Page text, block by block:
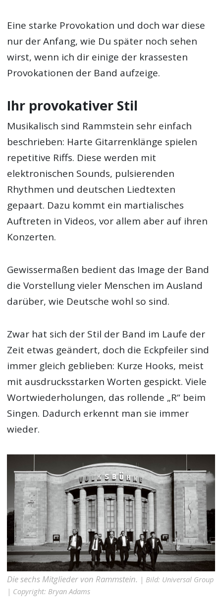
Eine starke Provokation und doch war diese
nur der Anfang, wie Du später noch sehen
wirst, wenn ich dir einige der krassesten
Provokationen der Band aufzeige.
Ihr provokativer Stil
Musikalisch sind Rammstein sehr einfach
beschrieben: Harte Gitarrenklänge spielen
repetitive Riffs. Diese werden mit
elektronischen Sounds, pulsierenden
Rhythmen und deutschen Liedtexten
gepaart. Dazu kommt ein martialisches
Auftreten in Videos, vor allem aber auf ihren
Konzerten.
Gewissermaßen bedient das Image der Band
die Vorstellung vieler Menschen im Ausland
darüber, wie Deutsche wohl so sind.
Zwar hat sich der Stil der Band im Laufe der
Zeit etwas geändert, doch die Eckpfeiler sind
immer gleich geblieben: Kurze Hooks, meist
mit ausdrucksstarken Worten gespickt. Viele
Wortwiederholungen, das rollende „R“ beim
Singen. Dadurch erkennt man sie immer
wieder.
Die sechs Mitglieder von Rammstein. | Bild: Universal Group
| Copyright: Bryan Adams